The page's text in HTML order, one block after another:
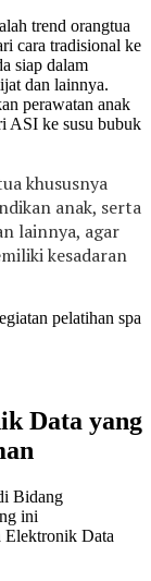
trend orangtua
cara tradisional ke
siap dalam
dan lainnya.
perawatan anak
ASI ke susu bubuk
khususnya
anak, serta
lainnya, agar
kesadaran
pelatihan spa
Data yang
Bidang
ini
Elektronik Data